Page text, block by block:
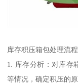
库存积压箱包处理流
1. 库存分析：对库存
等情况，确定积压的原